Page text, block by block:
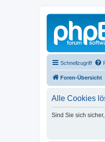
Schnellzugriff
Foren-Übersicht
Alle Cookies
Sind Sie sich